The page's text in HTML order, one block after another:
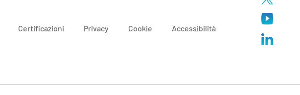
Certificazioni Privacy Cookie Accessibilità